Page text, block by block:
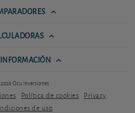
Ocu Inversiones
Política de cookies Privacy
de uso